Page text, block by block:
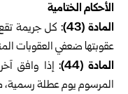
الأحكام الختامية
المادة (43):
كل جريمة تقع
عقوبتها ضعفي العقوبات
المادة (44):
إذا وافق
المرسوم يوم عطلة